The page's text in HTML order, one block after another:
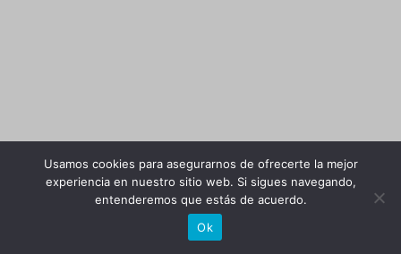
Usamos cookies para asegurarnos de ofrecerte la mejor
experiencia en nuestro sitio web. Si sigues navegando,
entenderemos que estás de acuerdo.
Ok